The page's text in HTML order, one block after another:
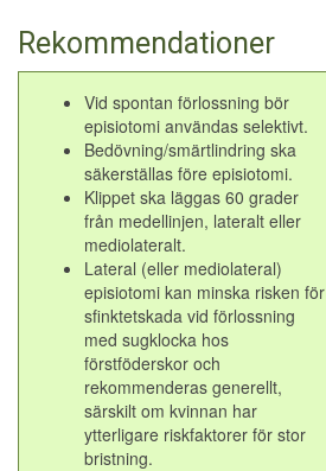
Rekommendationer
Vid spontan förlossning bör
episiotomi användas selektivt.
Bedövning/smärtlindring ska
säkerställas före episiotomi.
Klippet ska läggas 60 grader
från medellinjen, lateralt eller
mediolateralt.
Lateral (eller mediolateral)
episiotomi kan minska risken för
sfinktetskada vid förlossning
med sugklocka hos
förstföderskor och
rekommenderas generellt,
särskilt om kvinnan har
ytterligare riskfaktorer för stor
bristning.